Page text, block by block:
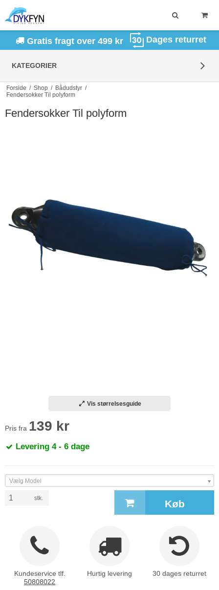
Gratis fragt over 499 kr Dages returret
KATEGORIER
Forside / Shop / Bådudstyr /
Fendersokker Til polyform
Fendersokker Til polyform
Vis størrelsesguide
Pris fra 139 kr
Levering 4 - 6 dage
Vælg Model
stk. Køb
Kundeservice tlf.
50808022
Hurtig levering 30 dages returret